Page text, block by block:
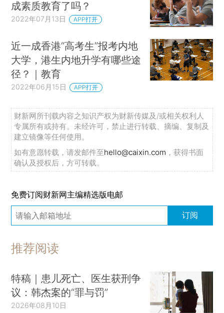
成素质教育了吗？
2022年07月13日 APP打开
近一成香港“高考生”报考内地
大学，港生内地升学有哪些途
径？｜教育
2022年06月15日 APP打开
财新网所刊载内容之知识产权为财新传媒及/或相关权利人
专属所有或持有。未经许可，禁止进行转载、摘编、复制及
建立镜像等任何使用。
如有意愿转载，请发邮件至hello@caixin.com ，获得书面
确认及授权后，方可转载。
免费订阅财新网主编精选版电邮
订阅
推荐阅读
特稿｜患儿死亡、医生获刑争
议：韩杰案的“罪与罚”
2026年08月10日